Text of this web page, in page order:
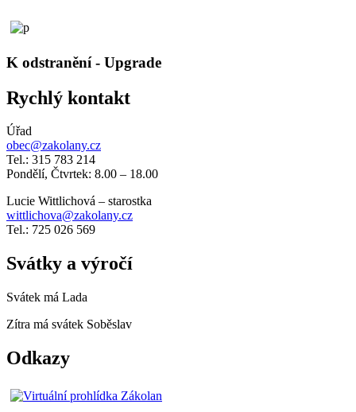
K odstranění - Upgrade
Rychlý kontakt
Úřad
obec@zakolany.cz
Tel.: 315 783 214
Pondělí, Čtvrtek: 8.00 – 18.00
Lucie Wittlichová – starostka
wittlichova@zakolany.cz
Tel.: 725 026 569
Svátky a výročí
Svátek má Lada
Zítra má svátek Soběslav
Odkazy